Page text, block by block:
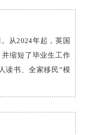
从2024年起，英国
缩短了毕业生工作
读书、全家移民”模